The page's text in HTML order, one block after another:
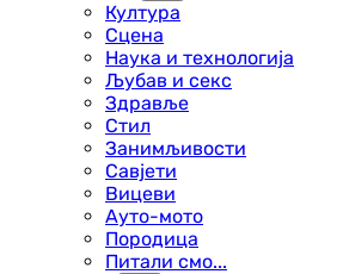
Култура
Сцена
Наука и технологија
Љубав и секс
Здравље
Стил
Занимљивости
Савјети
Вицеви
Ауто-мото
Породица
Питали смо...